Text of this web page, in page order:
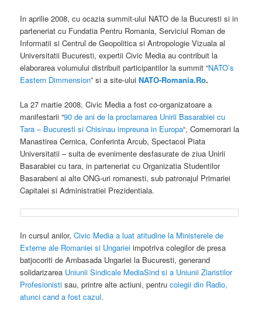
In aprilie 2008, cu ocazia summit-ului NATO de la Bucuresti si in
parteneriat cu Fundatia Pentru Romania, Serviciul Roman de
Informatii si Centrul de Geopolitica si Antropologie Vizuala al
Universitatii Bucuresti, expertii Civic Media au contribuit la
elaborarea volumului distribuit participantilor la summit “NATO’s
Eastern Dimmension” si a site-uluiNATO-Romania.Ro.
La 27 martie 2008, Civic Media a fost co-organizatoare a
manifestarii “90 de ani de la proclamarea Unirii Basarabiei cu
Tara – Bucuresti si Chisinau impreuna in Europa“, Comemorari la
Manastirea Cernica, Conferinta Arcub, Spectacol Piata
Universitatii – suita de evenimente desfasurate de ziua Unirii
Basarabiei cu tara, in parteneriat cu Organizatia Studentilor
Basarabeni ai alte ONG-uri romanesti, sub patronajul Primariei
Capitalei si Administratiei Prezidentiala.
In cursul anilor,Civic Media a luat atitudine la Ministerele de
Externe ale Romaniei si Ungarieiimpotriva colegilor de presa
batjocoriti de Ambasada Ungariei la Bucuresti, generand
solidarizarea Uniunii Sindicale MediaSind si a Uniunii Ziaristilor
Profesionisti sau, printre alte actiuni, pentrucolegii din Radio,
atunci cand a fost cazul.